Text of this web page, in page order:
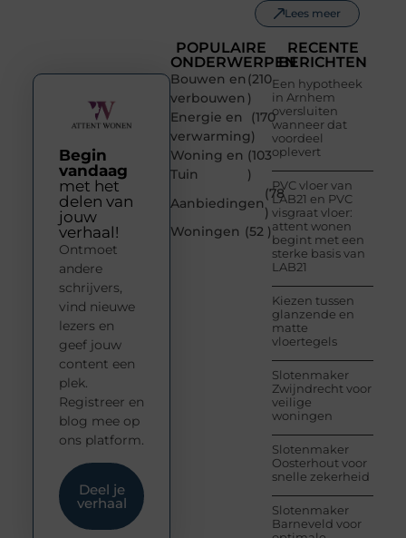
Lees meer
POPULAIRE
ONDERWERPEN
Bouwen en
verbouwen
(210
)
Energie en
verwarming
(170
)
Woning en
Tuin
(103
)
Aanbiedingen
(78
)
Woningen (52 )
RECENTE
BERICHTEN
Een hypotheek
in Arnhem
oversluiten
wanneer dat
voordeel
oplevert
PVC vloer van
LAB21 en PVC
visgraat vloer:
attent wonen
begint met een
sterke basis van
LAB21
Kiezen tussen
glanzende en
matte
vloertegels
Slotenmaker
Zwijndrecht voor
veilige
woningen
Slotenmaker
Oosterhout voor
snelle zekerheid
Slotenmaker
Barneveld voor
Begin
vandaag
met het
delen van
jouw
verhaal!
Ontmoet
andere
schrijvers,
vind nieuwe
lezers en
geef jouw
content een
plek.
Registreer en
blog mee op
ons platform.
Deel je
verhaal